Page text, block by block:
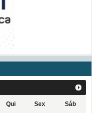
Qui Sex Sáb